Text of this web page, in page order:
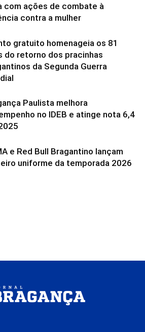
com ações de combate à
contra a mulher
gratuito homenageia os 81
do retorno dos pracinhas
da Segunda Guerra
Paulista melhora
no IDEB e atinge nota 6,4
e Red Bull Bragantino lançam
uniforme da temporada 2026